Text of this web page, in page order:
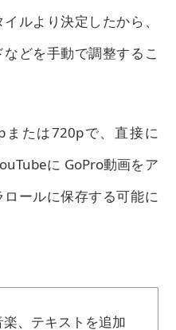
ルより決定したから、
どを手動で調整するこ
または720pで、直接に
に GoPro動画をア
ールに保存する可能に
、テキストを追加